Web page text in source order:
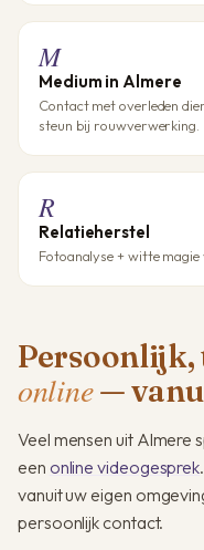
M
Medium in Almere
Contact met overleden
steun bij rouwverwerking.
R
Relatieherstel
Fotoanalyse + witte
Persoonlijk,
online—
Veel mensen uit Almere
een online videogesprek
vanuit uw eigen
persoonlijk contact.